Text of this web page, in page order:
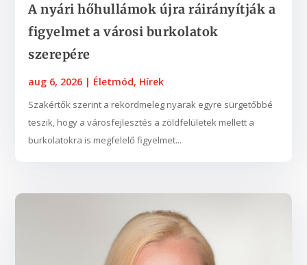
A nyári hőhullámok újra ráirányítják a
figyelmet a városi burkolatok
szerepére
aug 6, 2026 | Életmód, Hírek
Szakértők szerint a rekordmeleg nyarak egyre sürgetőbbé
teszik, hogy a városfejlesztés a zöldfelületek mellett a
burkolatokra is megfelelő figyelmet...